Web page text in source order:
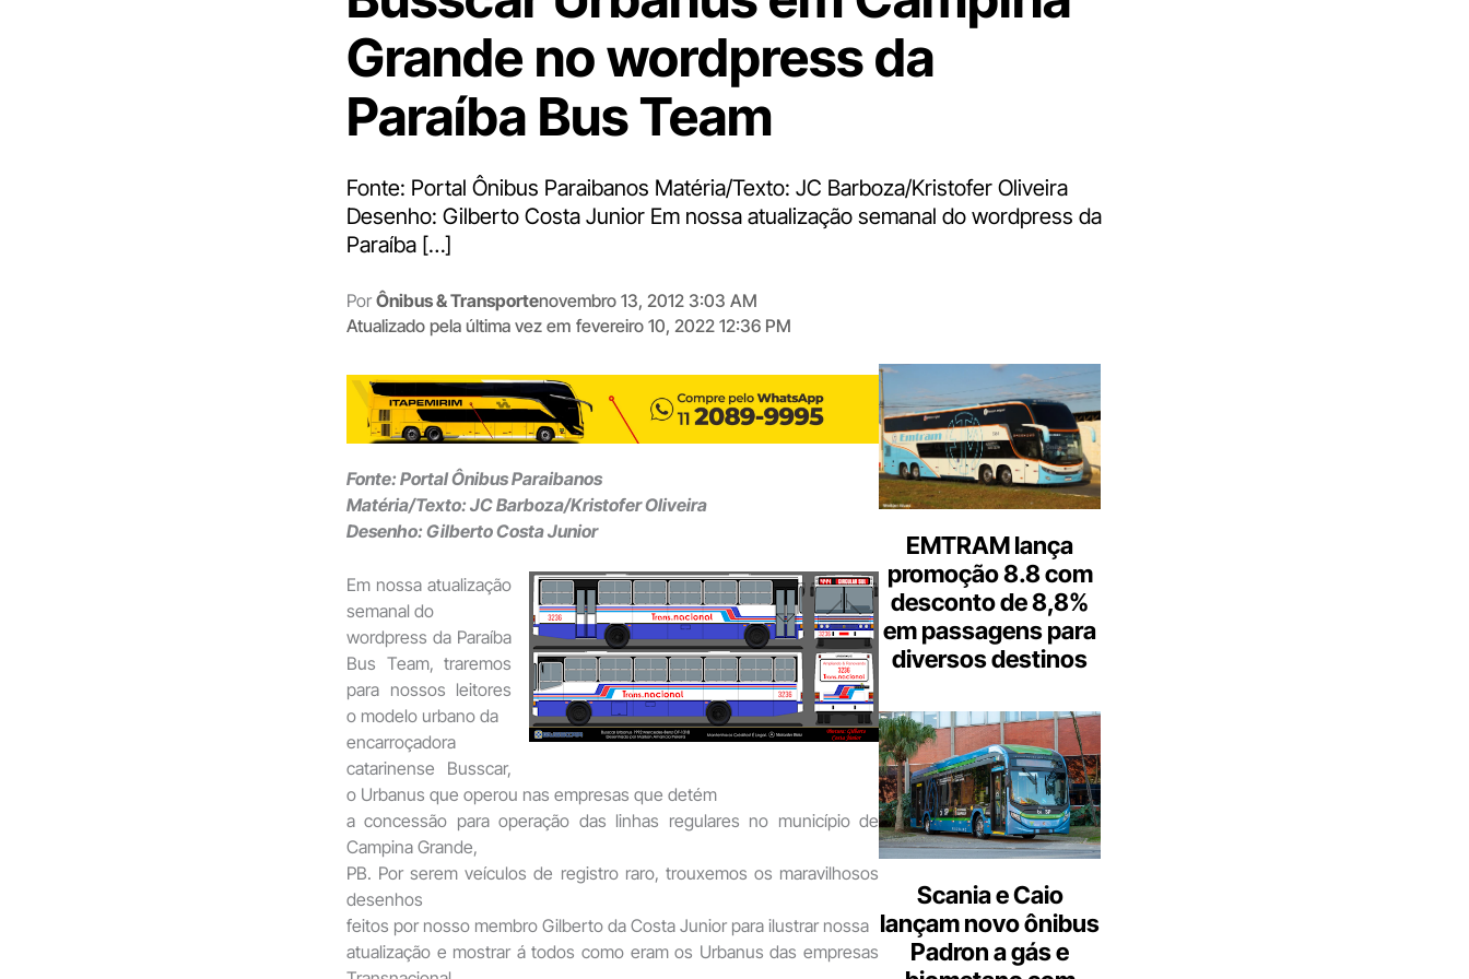
Grande no wordpress da
Paraíba Bus Team
Fonte: Portal Ônibus Paraibanos Matéria/Texto: JC Barboza/Kristofer Oliveira
Desenho: Gilberto Costa Junior Em nossa atualização semanal do wordpress da
Paraíba […]
Por Ônibus & Transportenovembro 13, 2012 3:03 AM
Atualizado pela última vez em fevereiro 10, 2022 12:36 PM
Fonte: Portal Ônibus Paraibanos
Matéria/Texto: JC Barboza/Kristofer Oliveira
Desenho: Gilberto Costa Junior
Em nossa atualização
semanal do
wordpress da Paraíba
Bus Team, traremos
para nossos leitores
o modelo urbano da
encarroçadora
catarinense Busscar,
o Urbanus que operou nas empresas que detém
a concessão para operação das linhas regulares no município de
Campina Grande,
PB. Por serem veículos de registro raro, trouxemos os maravilhosos
desenhos
feitos por nosso membro Gilberto da Costa Junior para ilustrar nossa
atualização e mostrar á todos como eram os Urbanus das empresas
EMTRAM lança
promoção 8.8 com
desconto de 8,8%
em passagens para
diversos destinos
Scania e Caio
lançam novo ônibus
Padron a gás e
Digite
aqui
o
seu
e-
mail